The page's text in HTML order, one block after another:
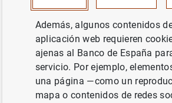
Estadísticas de emisiones
zona del euro: Marzo de
Además, algunos contenidos
aplicación web requieren
ajenas al Banco de España
servicio. Por ejemplo,
una página —como un
mapa o contenidos de redes